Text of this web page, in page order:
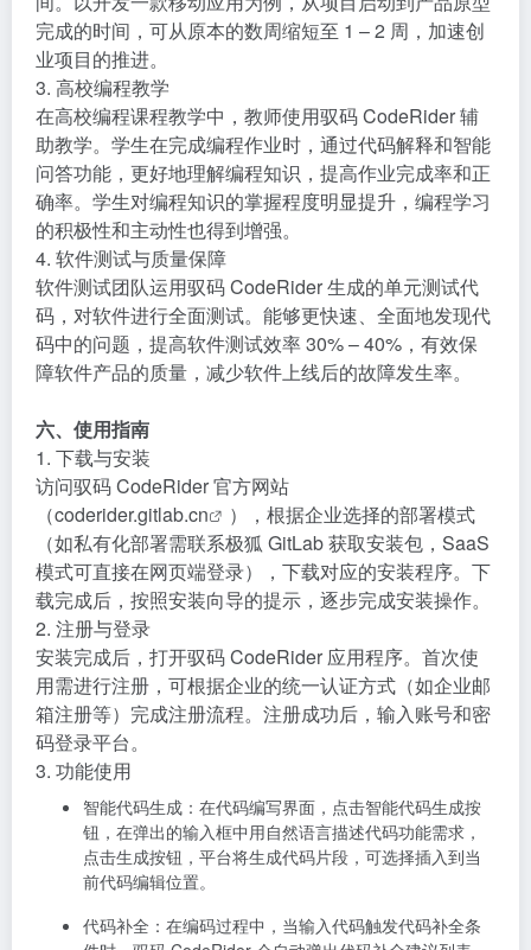
完成的时间，可从原本的数周缩短至 1 – 2 周，加速创
业项目的推进。
3. 高校编程教学
在高校编程课程教学中，教师使用驭码 CodeRider 辅
助教学。学生在完成编程作业时，通过代码解释和智能
问答功能，更好地理解编程知识，提高作业完成率和正
确率。学生对编程知识的掌握程度明显提升，编程学习
的积极性和主动性也得到增强。
4. 软件测试与质量保障
软件测试团队运用驭码 CodeRider 生成的单元测试代
码，对软件进行全面测试。能够更快速、全面地发现代
码中的问题，提高软件测试效率 30% – 40%，有效保
障软件产品的质量，减少软件上线后的故障发生率。
六、使用指南
1. 下载与安装
访问驭码 CodeRider 官方网站
（coderider.gitlab.cn
），根据企业选择的部署模式
（如私有化部署需联系极狐 GitLab 获取安装包，SaaS
模式可直接在网页端登录），下载对应的安装程序。下
载完成后，按照安装向导的提示，逐步完成安装操作。
2. 注册与登录
安装完成后，打开驭码 CodeRider 应用程序。首次使
用需进行注册，可根据企业的统一认证方式（如企业邮
箱注册等）完成注册流程。注册成功后，输入账号和密
码登录平台。
3. 功能使用
智能代码生成 ：在代码编写界面，点击智能代码生成按
钮，在弹出的输入框中用自然语言描述代码功能需求，
点击生成按钮，平台将生成代码片段，可选择插入到当
前代码编辑位置。
代码补全 ：在编码过程中，当输入代码触发代码补全条